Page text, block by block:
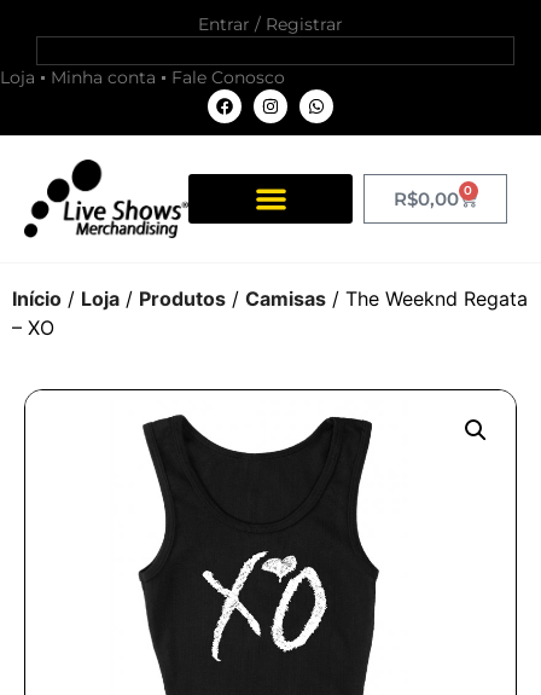
Entrar / Registrar
Loja Minha conta Fale Conosco
R$0,00 0
Início / Loja / Produtos / Camisas / The Weeknd Regata
– XO